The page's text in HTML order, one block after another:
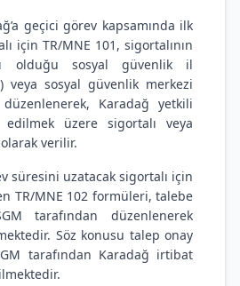
geçici görev kapsamında ilk
için TR/MNE 101, sigortalının
olduğu sosyal güvenlik il
veya sosyal güvenlik merkezi
düzenlenerek, Karadağ yetkili
üzere sigortalı veya
verilir.
süresini uzatacak sigortalı için
TR/MNE 102 formüleri, talebe
tarafından düzenlenerek
Söz konusu talep onay
tarafından Karadağ irtibat